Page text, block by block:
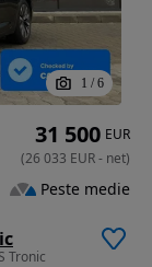
1 / 6
Tronic
31 500 EUR
(26 033 EUR- net)
Peste medie